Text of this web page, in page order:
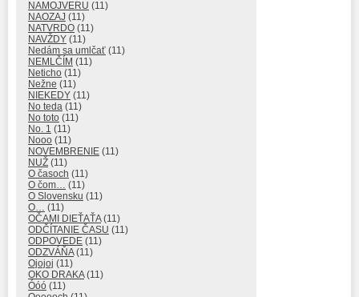
NAMOJVERU (11)
NAOZAJ (11)
NATVRDO (11)
NAVŽDY (11)
Nedám sa umlčať (11)
NEMLČÍM (11)
Neticho (11)
Nežne (11)
NIEKEDY (11)
No teda (11)
No toto (11)
No. 1 (11)
Nooo (11)
NOVEMBRENIE (11)
NUŽ (11)
O časoch (11)
O čom… (11)
O Slovensku (11)
O… (11)
OČAMI DIEŤAŤA(11)
ODČÍTANIE ČASU (11)
ODPOVEDE (11)
ODZVÁŇA(11)
Ojojoj (11)
OKO DRAKA(11)
Óóó (11)